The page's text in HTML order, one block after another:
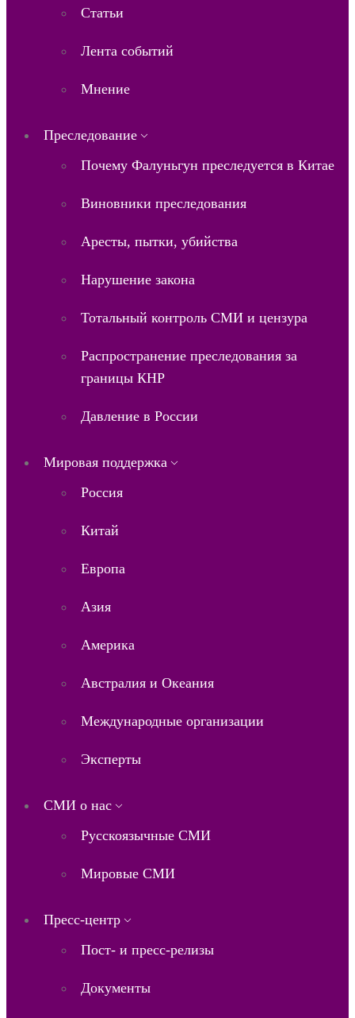
Статьи
Лента событий
Мнение
Преследование
Почему Фалуньгун преследуется в Китае
Виновники преследования
Аресты, пытки, убийства
Нарушение закона
Тотальный контроль СМИ и цензура
Распространение преследования за
границы КНР
Давление в России
Мировая поддержка
Россия
Китай
Европа
Азия
Америка
Австралия и Океания
Международные организации
Эксперты
СМИ о нас
Русскоязычные СМИ
Мировые СМИ
Пресс-центр
Пост- и пресс-релизы
Документы